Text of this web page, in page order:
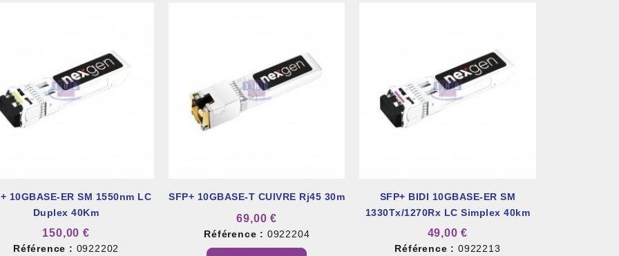
10GBASE-ER SM 1550nm LC
Duplex 40Km
150,00 €
Référence : 0922202
SFP+ 10GBASE-T CUIVRE Rj45 30m
69,00 €
Référence : 0922204
SFP+ BIDI 10GBASE-ER SM
1330Tx/1270Rx LC Simplex 40km
49,00 €
Référence : 0922213